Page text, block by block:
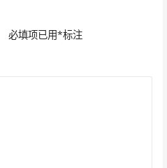
必填项已用*标注